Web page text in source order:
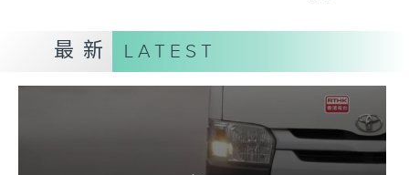
而从日常到紧急，由市区到郊区，道路网的建
设、保养、维修和美化，同样有赖路政署团队
默默耕耘，令城市更宜居、更安全，出行更方
便。每一盏灯、每一次维修、每一转巡查，背
后都是为市民服务的坚持，成就生活每一步。
最新 LATEST